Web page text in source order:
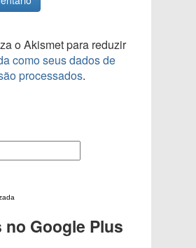
o Akismet para reduzir
como seus dados de
processados.
no Google Plus